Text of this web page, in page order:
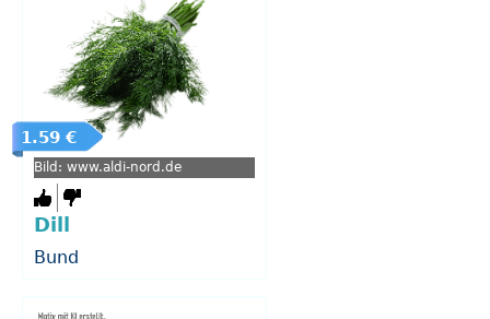
1.59 €
Bild: www.aldi-nord.de
Dill
Bund